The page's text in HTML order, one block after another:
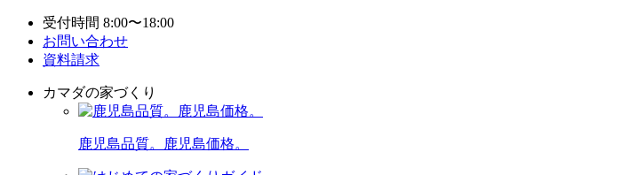
受付時間 8:00〜18:00
お問い合わせ
資料請求
カマダの家づくり
鹿児島品質。鹿児島価格。